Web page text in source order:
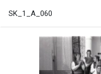
SK_1_A_060